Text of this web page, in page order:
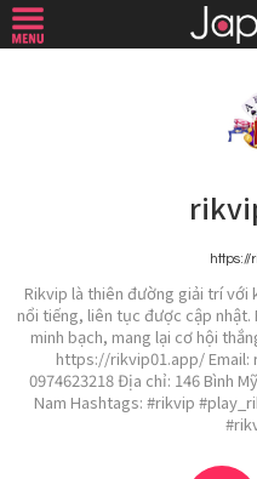
https://
Rikvip là thiên đường giải trí với
nổi tiếng, liên tục được cập
minh bạch, mang lại cơ hội
https://rikvip01.app/ Email:
0974623218 Địa chỉ: 146 Bình
Nam Hashtags: #rikvip